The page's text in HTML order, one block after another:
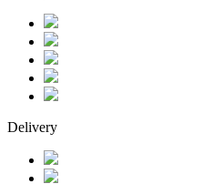
Delivery